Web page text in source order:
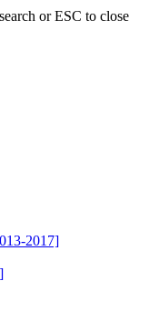
or ESC to close
2017]